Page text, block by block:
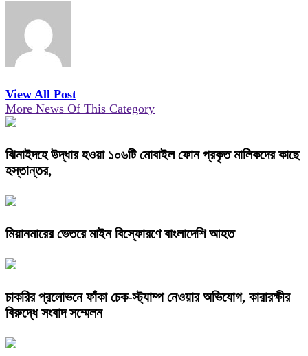
View All Post
More News Of This Category
ঝিনাইদহে উদ্ধার হওয়া ১০৬টি মোবাইল ফোন প্রকৃত মালিকদের কাছে
হস্তান্তর,
মিয়ানমারের ভেতরে মাইন বিস্ফোরণে বাংলাদেশি আহত
চাকরির প্রলোভনে ফাঁকা চেক-স্ট্যাম্প নেওয়ার অভিযোগ, কারারক্ষীর
বিরুদ্ধে সংবাদ সম্মেলন